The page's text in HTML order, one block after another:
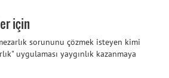
için
sorununu çözmek isteyen kimi
uygulaması yaygınlık kazanmaya